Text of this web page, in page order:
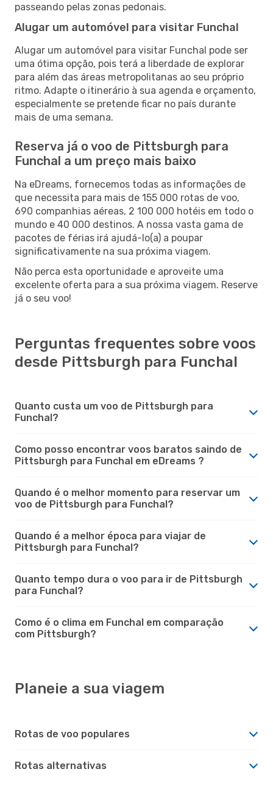
passeando pelas zonas pedonais.
Alugar um automóvel para visitar Funchal
Alugar um automóvel para visitar Funchal pode ser
uma ótima opção, pois terá a liberdade de explorar
para além das áreas metropolitanas ao seu próprio
ritmo. Adapte o itinerário à sua agenda e orçamento,
especialmente se pretende ficar no país durante
mais de uma semana.
Reserva já o voo de Pittsburgh para
Funchal a um preço mais baixo
Na eDreams, fornecemos todas as informações de
que necessita para mais de 155 000 rotas de voo,
690 companhias aéreas, 2 100 000 hotéis em todo o
mundo e 40 000 destinos. A nossa vasta gama de
pacotes de férias irá ajudá-lo(a) a poupar
significativamente na sua próxima viagem.
Não perca esta oportunidade e aproveite uma
excelente oferta para a sua próxima viagem. Reserve
já o seu voo!
Perguntas frequentes sobre voos
desde Pittsburgh para Funchal
Quanto custa um voo de Pittsburgh para
Funchal?
Como posso encontrar voos baratos saindo de
Pittsburgh para Funchal em eDreams ?
Quando é o melhor momento para reservar um
voo de Pittsburgh para Funchal?
Quando é a melhor época para viajar de
Pittsburgh para Funchal?
Quanto tempo dura o voo para ir de Pittsburgh
para Funchal?
Como é o clima em Funchal em comparação
com Pittsburgh?
Planeie a sua viagem
Rotas de voo populares
Rotas alternativas